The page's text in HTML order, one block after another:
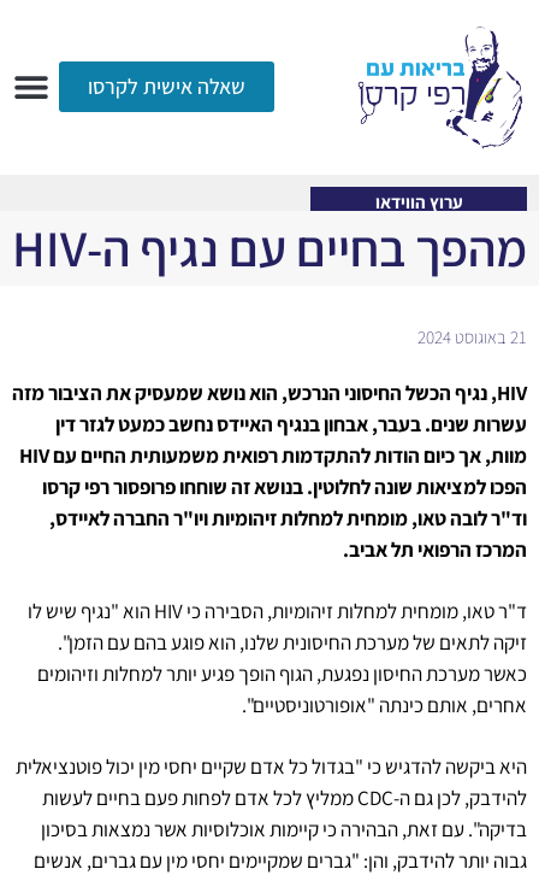
שאלה אישית לקרסו
ערוץ הווידאו
מהפך בחיים עם נגיף ה-HIV
21 באוגוסט 2024
HIV, נגיף הכשל החיסוני הנרכש, הוא נושא שמעסיק את הציבור מזה
עשרות שנים. בעבר, אבחון בנגיף האיידס נחשב כמעט לגזר דין
מוות, אך כיום הודות להתקדמות רפואית משמעותית החיים עם HIV
הפכו למציאות שונה לחלוטין. בנושא זה שוחחו פרופסור רפי קרסו
וד"ר לובה טאו, מומחית למחלות זיהומיות ויו"ר החברה לאיידס,
המרכז הרפואי תל אביב.
ד"ר טאו, מומחית למחלות זיהומיות, הסבירה כי HIV הוא "נגיף שיש לו
זיקה לתאים של מערכת החיסונית שלנו, הוא פוגע בהם עם הזמן".
כאשר מערכת החיסון נפגעת, הגוף הופך פגיע יותר למחלות וזיהומים
אחרים, אותם כינתה "אופורטוניסטיים".
היא ביקשה להדגיש כי "בגדול כל אדם שקיים יחסי מין יכול פוטנציאלית
להידבק, לכן גם ה-CDC ממליץ לכל אדם לפחות פעם בחיים לעשות
בדיקה". עם זאת, הבהירה כי קיימות אוכלוסיות אשר נמצאות בסיכון
גבוה יותר להידבק, והן: "גברים שמקיימים יחסי מין עם גברים, אנשים